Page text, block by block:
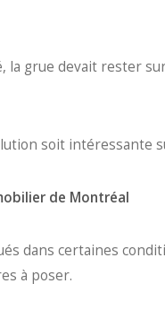
grue devait rester
soit intéressante
de Montréal
dans certaines
à poser.